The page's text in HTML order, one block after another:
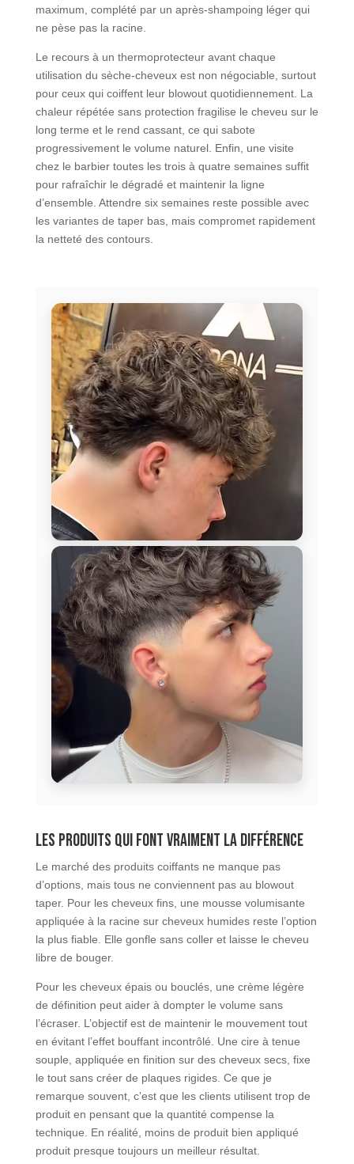
maximum, complété par un après-shampoing léger qui
ne pèse pas la racine.
Le recours à un thermoprotecteur avant chaque
utilisation du sèche-cheveux est non négociable, surtout
pour ceux qui coiffent leur blowout quotidiennement. La
chaleur répétée sans protection fragilise le cheveu sur le
long terme et le rend cassant, ce qui sabote
progressivement le volume naturel. Enfin, une visite
chez le barbier toutes les trois à quatre semaines suffit
pour rafraîchir le dégradé et maintenir la ligne
d’ensemble. Attendre six semaines reste possible avec
les variantes de taper bas, mais compromet rapidement
la netteté des contours.
Les produits qui font vraiment la différence
Le marché des produits coiffants ne manque pas
d’options, mais tous ne conviennent pas au blowout
taper. Pour les cheveux fins, une mousse volumisante
appliquée à la racine sur cheveux humides reste l’option
la plus fiable. Elle gonfle sans coller et laisse le cheveu
libre de bouger.
Pour les cheveux épais ou bouclés, une crème légère
de définition peut aider à dompter le volume sans
l’écraser. L’objectif est de maintenir le mouvement tout
en évitant l’effet bouffant incontrôlé. Une cire à tenue
souple, appliquée en finition sur des cheveux secs, fixe
le tout sans créer de plaques rigides. Ce que je
remarque souvent, c’est que les clients utilisent trop de
produit en pensant que la quantité compense la
technique. En réalité, moins de produit bien appliqué
produit presque toujours un meilleur résultat.